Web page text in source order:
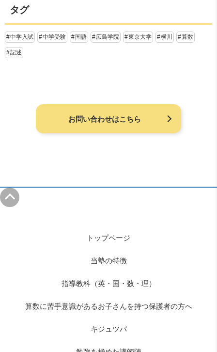
タグ
中学入試 中学受験 国語 広島学院 東京大学 横川 算数
記述
お問い合わせはこちら
トップページ
当塾の特徴
指導教科（英・国・数・理）
算数に苦手意識があるお子さんを持つ保護者の方へ
キジュツバ